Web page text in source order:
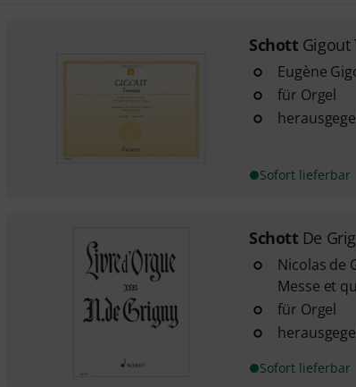
Schott Gigout
Eugène
für Orgel
Sofort lieferbar
Schott De
Nicolas de
Messe et
für Orgel
Sofort lieferbar